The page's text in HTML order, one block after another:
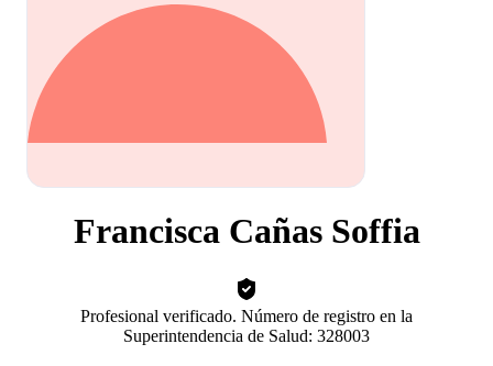
Francisca Cañas Soffia
Profesional verificado. Número de registro en la
Superintendencia de Salud: 328003